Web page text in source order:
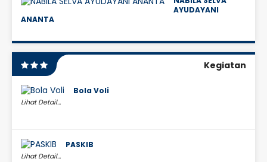
AYUDAYANI
ANANTA
Kegiatan
Bola Voli
Lihat Detail...
PASKIB
Lihat Detail...